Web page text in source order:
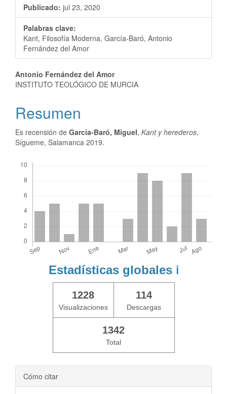
Publicado: jul 23, 2020
Palabras clave:
Kant, Filosofía Moderna, García-Baró, Antonio
Fernández del Amor
Antonio Fernández del Amor
INSTITUTO TEOLÓGICO DE MURCIA
Resumen
Es recensión de García-Baró, Miguel, Kant y herederos,
Sígueme, Salamanca 2019.
Estadísticas globales ℹ️
1228
Visualizaciones
114
Descargas
1342
Total
Cómo citar